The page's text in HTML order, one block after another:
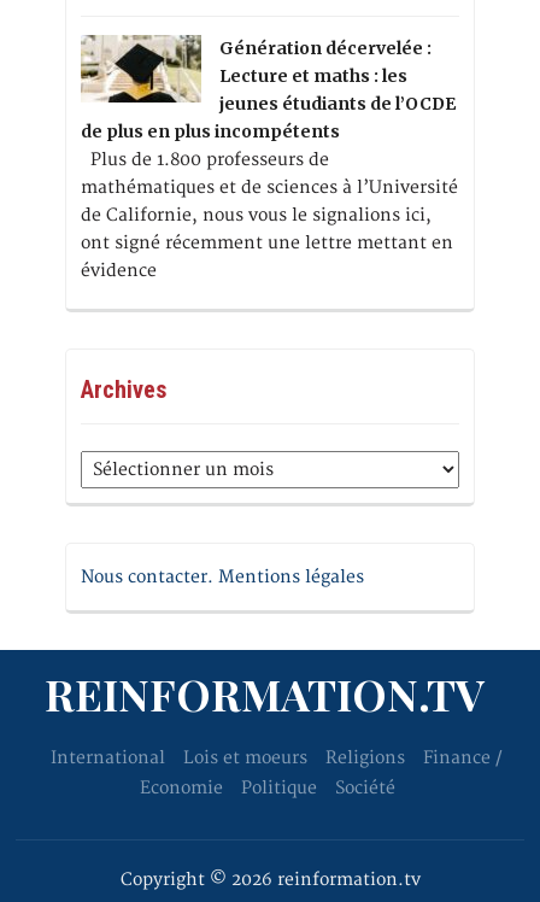
Génération décervelée :
Lecture et maths : les
jeunes étudiants de l’OCDE
de plus en plus incompétents
Plus de 1.800 professeurs de
mathématiques et de sciences à l’Université
de Californie, nous vous le signalions ici,
ont signé récemment une lettre mettant en
évidence
Archives
Archives
Nous contacter. Mentions légales
REINFORMATION.TV
International Lois et moeurs Religions
Finance /
Economie
Politique Société
Copyright © 2026 reinformation.tv